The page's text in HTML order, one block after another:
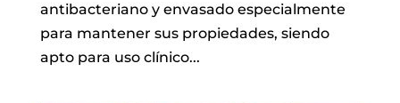
antibacteriano y envasado especialmente
para mantener sus propiedades, siendo
apto para uso clínico...